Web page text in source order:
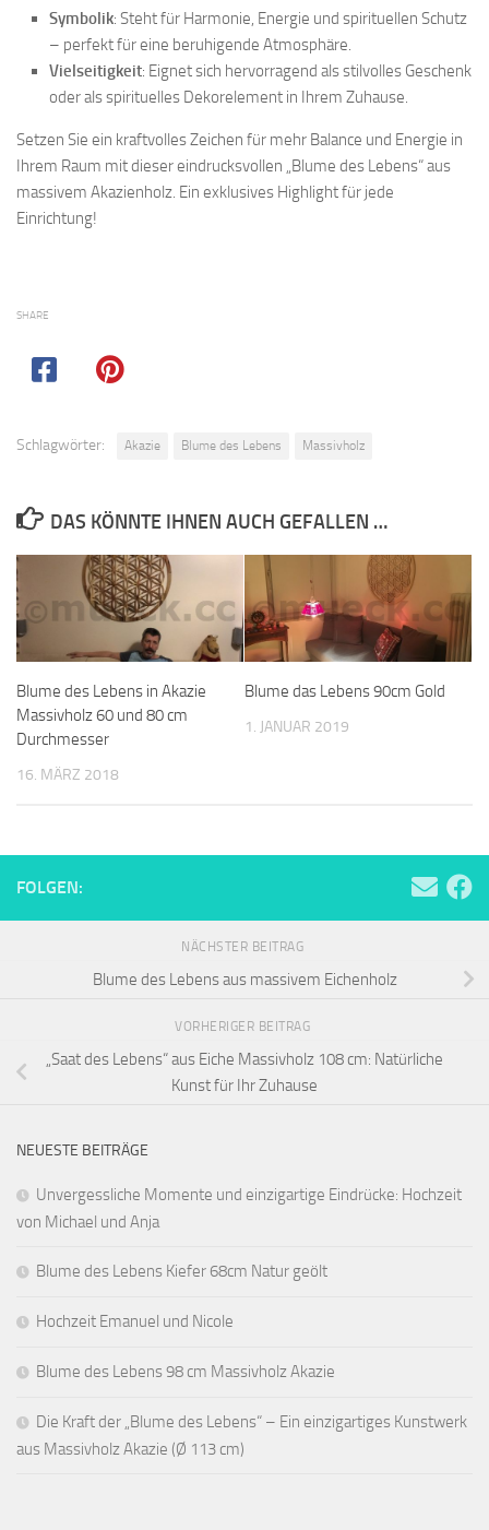
Symbolik: Steht für Harmonie, Energie und spirituellen Schutz
– perfekt für eine beruhigende Atmosphäre.
Vielseitigkeit: Eignet sich hervorragend als stilvolles Geschenk
oder als spirituelles Dekorelement in Ihrem Zuhause.
Setzen Sie ein kraftvolles Zeichen für mehr Balance und Energie in
Ihrem Raum mit dieser eindrucksvollen „Blume des Lebens“ aus
massivem Akazienholz. Ein exklusives Highlight für jede
Einrichtung!
SHARE
Schlagwörter: Akazie Blume des Lebens Massivholz
DAS KÖNNTE IHNEN AUCH GEFALLEN …
Blume des Lebens in Akazie
Massivholz 60 und 80 cm
Durchmesser
16. MÄRZ 2018
Blume das Lebens 90cm Gold
1. JANUAR 2019
FOLGEN:
NÄCHSTER BEITRAG
Blume des Lebens aus massivem Eichenholz
VORHERIGER BEITRAG
„Saat des Lebens“ aus Eiche Massivholz 108 cm: Natürliche
Kunst für Ihr Zuhause
NEUESTE BEITRÄGE
Unvergessliche Momente und einzigartige Eindrücke: Hochzeit
von Michael und Anja
Blume des Lebens Kiefer 68cm Natur geölt
Hochzeit Emanuel und Nicole
Blume des Lebens 98 cm Massivholz Akazie
Die Kraft der „Blume des Lebens“ – Ein einzigartiges Kunstwerk
aus Massivholz Akazie (Ø 113 cm)